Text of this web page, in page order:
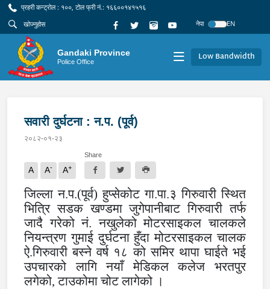
प्रहरी कन्ट्रोल : १००, टोल फ्री नं.: १६६००१४१५१६
नेपा
EN
Gandaki Province
Police Office Low Bandwidth
सवारी दुर्घटना : न.प. (पूर्व)
२०८२-०१-२३
A A- A+
Share
जिल्ला न.प.(पूर्व) हुप्सेकोट गा.पा.३ गिरुवारी स्थित
भित्रि सडक खण्डमा जुगेपानीबाट गिरुवारी तर्फ
जादै गरेको नं. नखुलेको मोटरसाइकल चालकले
नियन्त्रण गुमाई दुर्घटना हुँदा मोटरसाइकल चालक
ऐ.गिरुवारी बस्ने वर्ष १८ को समिर थापा घाईते भई
उपचारको लागि नयाँ मेडिकल कलेज भरतपुर
लगेको,टाउकोमा चोट लागेको ।